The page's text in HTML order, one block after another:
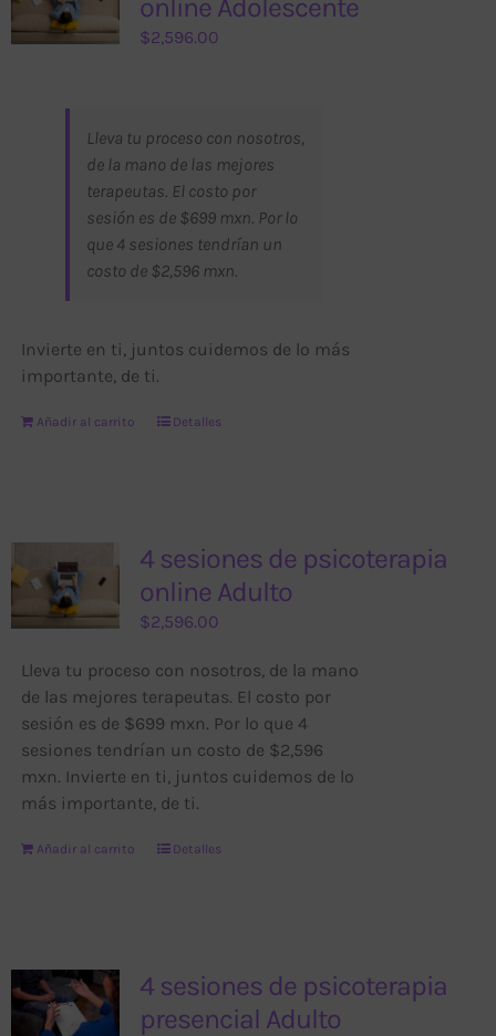
online Adolescente
$2,596.00
Lleva tu proceso con nosotros,
de la mano de las mejores
terapeutas. El costo por
sesión es de $699 mxn. Por lo
que 4 sesiones tendrían un
costo de $2,596 mxn.
Invierte en ti, juntos cuidemos de lo más
importante, de ti.
Añadir al carrito Detalles
4 sesiones de psicoterapia
online Adulto
$2,596.00
Lleva tu proceso con nosotros, de la mano
de las mejores terapeutas. El costo por
sesión es de $699 mxn. Por lo que 4
sesiones tendrían un costo de $2,596
mxn. Invierte en ti, juntos cuidemos de lo
más importante, de ti.
Añadir al carrito Detalles
4 sesiones de psicoterapia
presencial Adulto